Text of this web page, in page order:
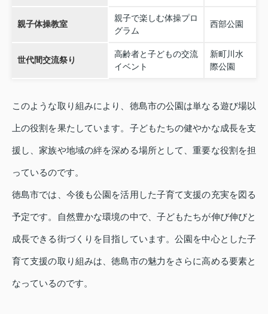
親子体操教室
親子で楽しむ体操プロ
グラム
西部公園
世代間交流祭り
高齢者と子どもの交流
イベント
新町川水
際公園
このような取り組みにより、徳島市の公園は単なる遊び場以
上の役割を果たしています。子どもたちの健やかな成長を支
援し、家族や地域の絆を深める場所として、重要な役割を担
っているのです。
徳島市では、今後も公園を活用した子育て支援の充実を図る
予定です。自然豊かな環境の中で、子どもたちが伸び伸びと
成長できる街づくりを目指しています。公園を中心とした子
育て支援の取り組みは、徳島市の魅力をさらに高める要素と
なっているのです。